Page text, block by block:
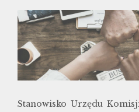
Stanowisko Urzędu